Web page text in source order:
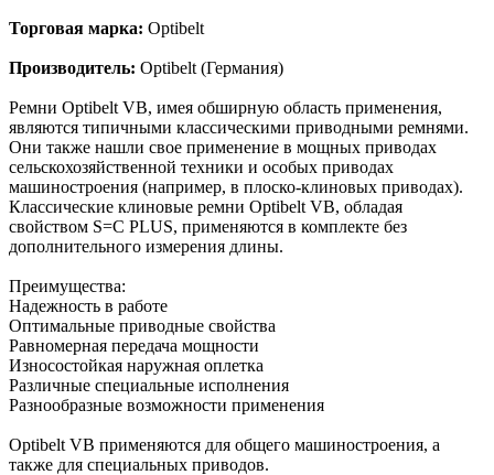
Торговая марка: Optibelt
Производитель: Optibelt (Германия)
Ремни Optibelt VB, имея обширную область применения,
являются типичными классическими приводными ремнями.
Они также нашли свое применение в мощных приводах
сельскохозяйственной техники и особых приводах
машиностроения (например, в плоско-клиновых приводах).
Классические клиновые ремни Optibelt VB, обладая
свойством S=C PLUS, применяются в комплекте без
дополнительного измерения длины.
Преимущества:
Надежность в работе
Оптимальные приводные свойства
Равномерная передача мощности
Износостойкая наружная оплетка
Различные специальные исполнения
Разнообразные возможности применения
Оptibelt VB применяются для общего машиностроения, а
также для специальных приводов.